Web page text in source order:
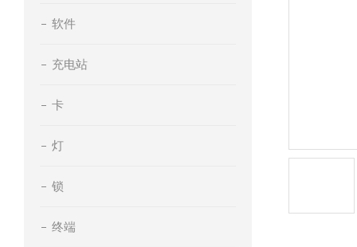
软件
充电站
卡
灯
锁
终端